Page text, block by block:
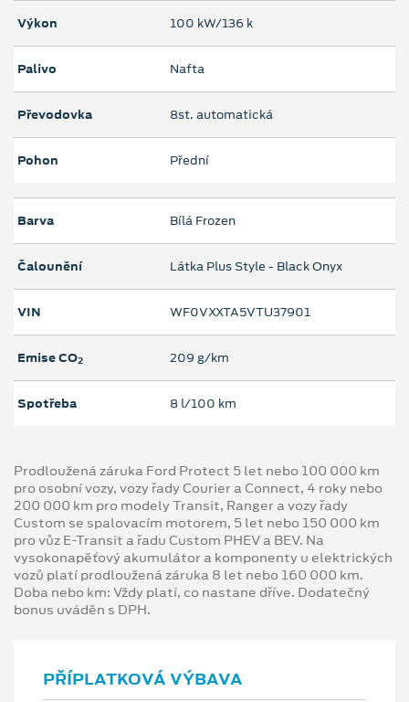
Výkon 100 kW/136 k
Palivo Nafta
Převodovka 8st. automatická
Pohon Přední
Barva Bílá Frozen
Čalounění Látka Plus Style - Black Onyx
VIN WF0VXXTA5VTU37901
Emise CO2 209 g/km
Spotřeba 8 l/100 km
Prodloužená záruka Ford Protect 5 let nebo 100 000 km
pro osobní vozy, vozy řady Courier a Connect, 4 roky nebo
200 000 km pro modely Transit, Ranger a vozy řady
Custom se spalovacím motorem, 5 let nebo 150 000 km
pro vůz E-Transit a řadu Custom PHEV a BEV. Na
vysokonapěťový akumulátor a komponenty u elektrických
vozů platí prodloužená záruka 8 let nebo 160 000 km.
Doba nebo km: Vždy platí, co nastane dříve. Dodatečný
bonus uváděn s DPH.
PŘÍPLATKOVÁ VÝBAVA